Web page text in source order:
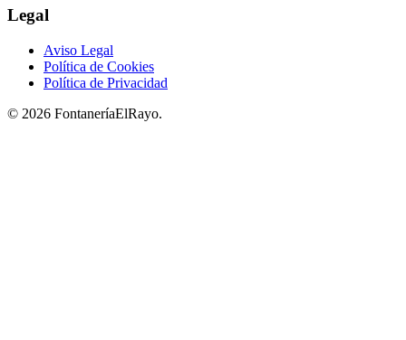
Legal
Aviso Legal
Política de Cookies
Política de Privacidad
© 2026 FontaneríaElRayo.